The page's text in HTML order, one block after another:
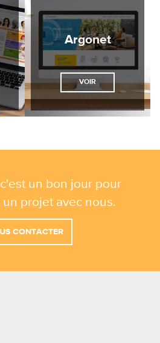
Argonet
VOIR
un bon jour pour
projet avec nous.
CONTACTER